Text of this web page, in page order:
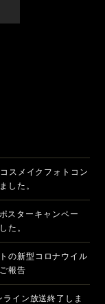
スメイクフォトコン
した。
スターキャンペー
た。
の新型コロナウイル
報告
イン放送終了しま